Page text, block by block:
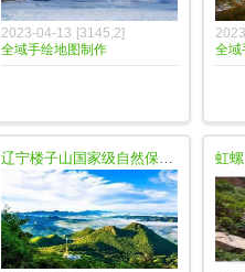
2023-04-13 [3145,2]
全域手绘地图制作
全域
辽宁楼子山国家级自然保护区 虹